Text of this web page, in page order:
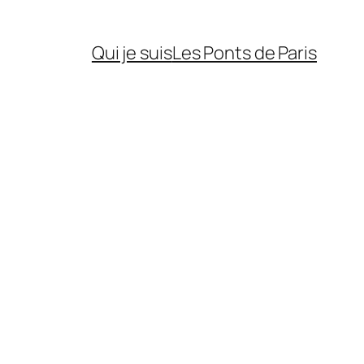
Qui je suisLes Ponts de Paris